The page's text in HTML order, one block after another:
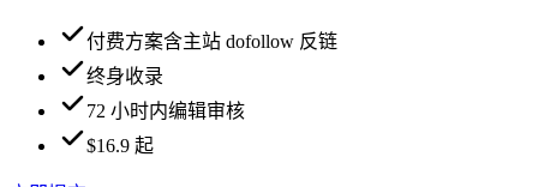
付费方案含主站 dofollow 反链
终身收录
72 小时内编辑审核
$16.9 起